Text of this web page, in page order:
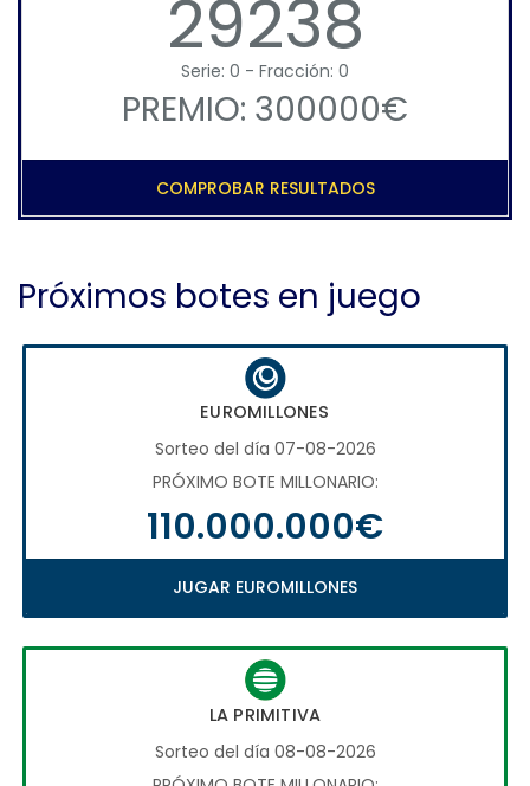
29238
Serie: 0 - Fracción: 0
PREMIO: 300000€
COMPROBAR RESULTADOS
Próximos botes en juego
EUROMILLONES
Sorteo del día 07-08-2026
PRÓXIMO BOTE MILLONARIO:
110.000.000€
JUGAR EUROMILLONES
LA PRIMITIVA
Sorteo del día 08-08-2026